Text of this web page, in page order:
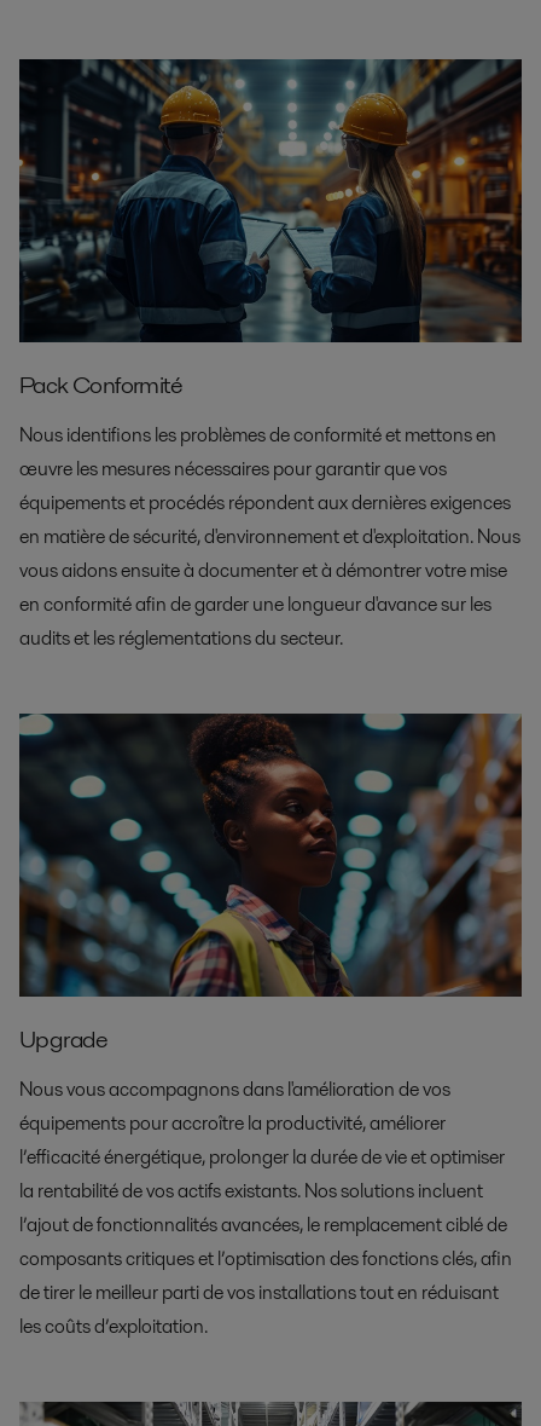
Pack Conformité
Nous identifions les problèmes de conformité et mettons en
œuvre les mesures nécessaires pour garantir que vos
équipements et procédés répondent aux dernières exigences
en matière de sécurité, d'environnement et d'exploitation. Nous
vous aidons ensuite à documenter et à démontrer votre mise
en conformité afin de garder une longueur d'avance sur les
audits et les réglementations du secteur.
Upgrade
Nous vous accompagnons dans l'amélioration de vos
équipements pour accroître la productivité, améliorer
l’efficacité énergétique, prolonger la durée de vie et optimiser
la rentabilité de vos actifs existants. Nos solutions incluent
l’ajout de fonctionnalités avancées, le remplacement ciblé de
composants critiques et l’optimisation des fonctions clés, afin
de tirer le meilleur parti de vos installations tout en réduisant
les coûts d’exploitation.